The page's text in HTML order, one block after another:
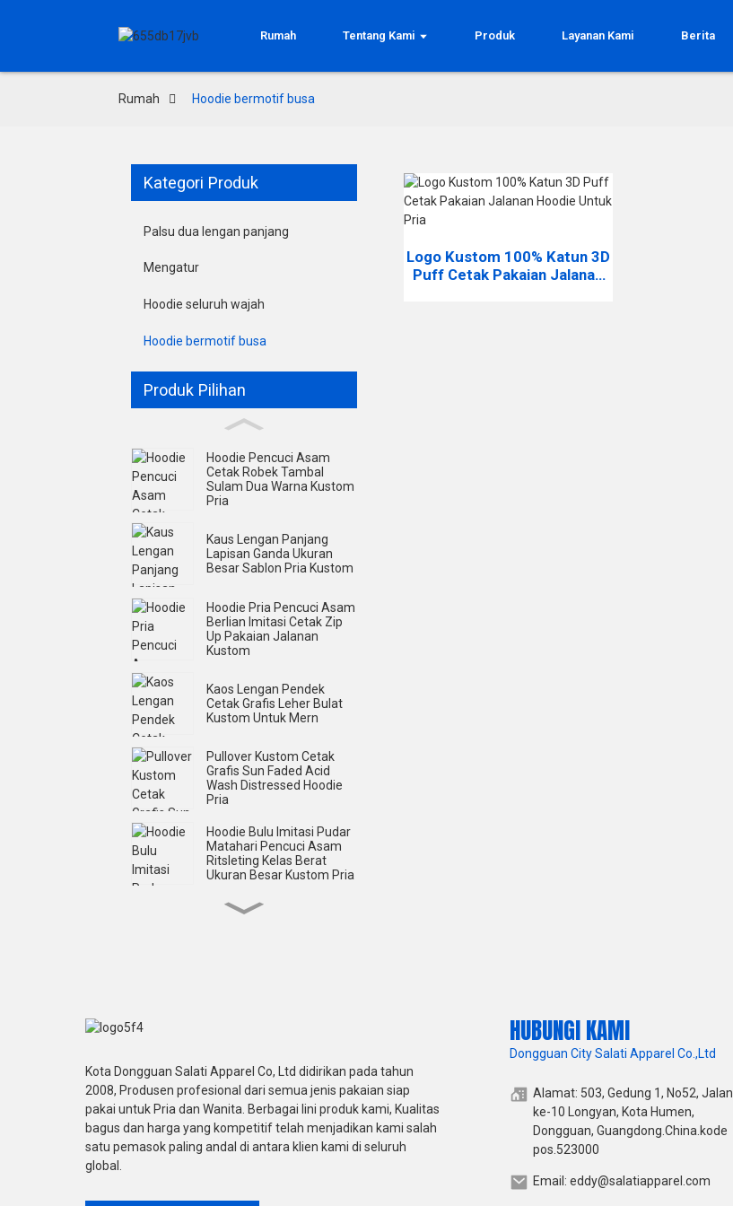
Rumah Tentang Kami Produk Layanan Kami Berita
Rumah Hoodie bermotif busa
Kategori Produk
Palsu dua lengan panjang
Mengatur
Hoodie seluruh wajah
Hoodie bermotif busa
Produk Pilihan
Hoodie Pencuci Asam
Cetak Robek Tambal
Sulam Dua Warna Kustom
Pria
Kaus Lengan Panjang
Lapisan Ganda Ukuran
Besar Sablon Pria Kustom
Hoodie Pria Pencuci Asam
Berlian Imitasi Cetak Zip
Up Pakaian Jalanan
Kustom
Kaos Lengan Pendek
Cetak Grafis Leher Bulat
Kustom Untuk Mern
Pullover Kustom Cetak
Grafis Sun Faded Acid
Wash Distressed Hoodie
Pria
Hoodie Bulu Imitasi Pudar
Matahari Pencuci Asam
Ritsleting Kelas Berat
Ukuran Besar Kustom Pria
Hoodie Berlian Imitasi Zip
Kaos Lengan Pendek
Cetak Layar Besar Kustom
Untuk Pria
Kaos Lengan Panjang
Double Lyer Bordir
Logo Kustom 100% Katun 3D
Puff Cetak Pakaian Jalanan
Kota Dongguan Salati Apparel Co, Ltd didirikan pada tahun
2008, Produsen profesional dari semua jenis pakaian siap
pakai untuk Pria dan Wanita. Berbagai lini produk kami, Kualitas
bagus dan harga yang kompetitif telah menjadikan kami salah
satu pemasok paling andal di antara klien kami di seluruh
global.
HUBUNGI KAMI
Dongguan City Salati Apparel Co.,Ltd
Alamat: 503, Gedung 1, No52, Jalan
ke-10 Longyan, Kota Humen,
Dongguan, Guangdong.China.kode
pos.523000
Email: eddy@salatiapparel.com